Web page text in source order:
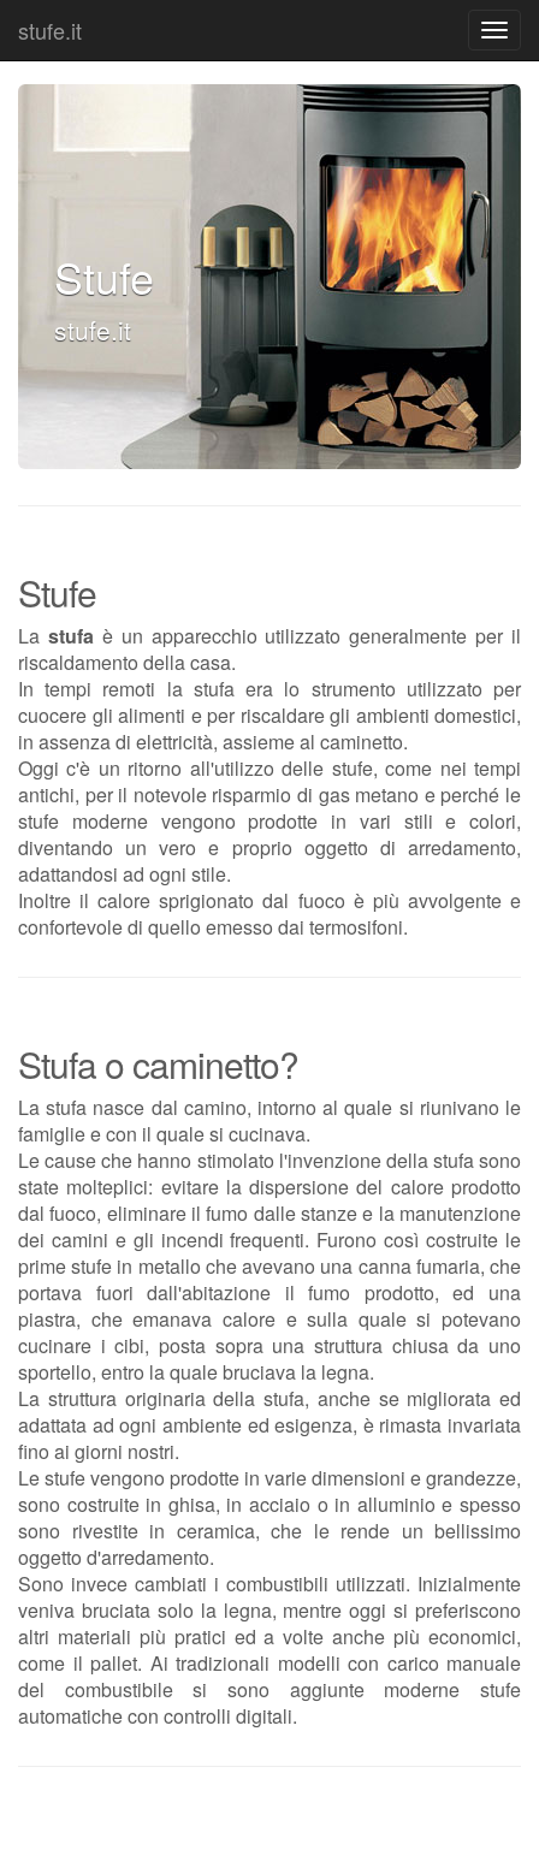
stufe.it
Stufe
stufe.it
Stufe
La stufaè un apparecchio utilizzato generalmente per il
riscaldamento della casa.
In tempi remoti la stufa era lo strumento utilizzato per
cuocere gli alimenti e per riscaldare gli ambienti domestici,
in assenza di elettricità, assieme al caminetto.
Oggi c'è un ritorno all'utilizzo delle stufe, come nei tempi
antichi, per il notevole risparmio di gas metano e perché le
stufe moderne vengono prodotte in vari stili e colori,
diventando un vero e proprio oggetto di arredamento,
adattandosi ad ogni stile.
Inoltre il calore sprigionato dal fuoco è più avvolgente e
confortevole di quello emesso dai termosifoni.
Stufa o caminetto?
La stufa nasce dal camino, intorno al quale si riunivano le
famiglie e con il quale si cucinava.
Le cause che hanno stimolato l'invenzione della stufa sono
state molteplici: evitare la dispersione del calore prodotto
dal fuoco, eliminare il fumo dalle stanze e la manutenzione
dei camini e gli incendi frequenti. Furono così costruite le
prime stufe in metallo che avevano una canna fumaria, che
portava fuori dall'abitazione il fumo prodotto, ed una
piastra, che emanava calore e sulla quale si potevano
cucinare i cibi, posta sopra una struttura chiusa da uno
sportello, entro la quale bruciava la legna.
La struttura originaria della stufa, anche se migliorata ed
adattata ad ogni ambiente ed esigenza, è rimasta invariata
fino ai giorni nostri.
Le stufe vengono prodotte in varie dimensioni e grandezze,
sono costruite in ghisa, in acciaio o in alluminio e spesso
sono rivestite in ceramica, che le rende un bellissimo
oggetto d'arredamento.
Sono invece cambiati i combustibili utilizzati. Inizialmente
veniva bruciata solo la legna, mentre oggi si preferiscono
altri materiali più pratici ed a volte anche più economici,
come il pallet. Ai tradizionali modelli con carico manuale
del combustibile si sono aggiunte moderne stufe
automatiche con controlli digitali.